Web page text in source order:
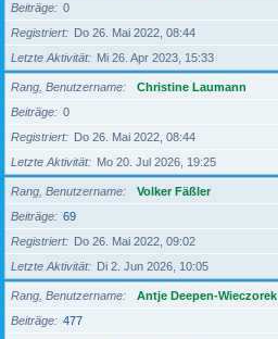
Beiträge
0
Registriert
Do 26. Mai 2022, 08:44
Letzte Aktivität
Mi 26. Apr 2023, 15:33
Rang, Benutzername
Christine Laumann
Beiträge
0
Registriert
Do 26. Mai 2022, 08:44
Letzte Aktivität
Mo 20. Jul 2026, 19:25
Rang, Benutzername
Volker Fäßler
Beiträge
69
Registriert
Do 26. Mai 2022, 09:02
Letzte Aktivität
Di 2. Jun 2026, 10:05
Rang, Benutzername
Antje Deepen-Wieczorek
Beiträge
477